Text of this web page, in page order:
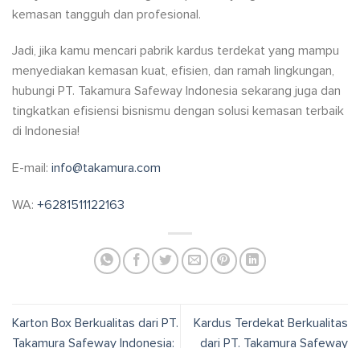
kemasan tangguh dan profesional.
Jadi, jika kamu mencari pabrik kardus terdekat yang mampu
menyediakan kemasan kuat, efisien, dan ramah lingkungan,
hubungi PT. Takamura Safeway Indonesia sekarang juga dan
tingkatkan efisiensi bisnismu dengan solusi kemasan terbaik
di Indonesia!
E-mail: info@takamura.com
WA: +6281511122163
Karton Box Berkualitas dari PT.
Takamura Safeway Indonesia:
Kardus Terdekat Berkualitas
dari PT. Takamura Safeway